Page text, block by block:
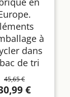
à
dans
de tri
45,65 €
€